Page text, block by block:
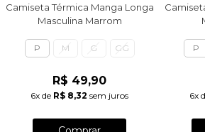
Camiseta Térmica Manga Longa
Masculina Marrom
P M G GG
R$ 49,90
6x de R$ 8,32 sem juros
P
6x